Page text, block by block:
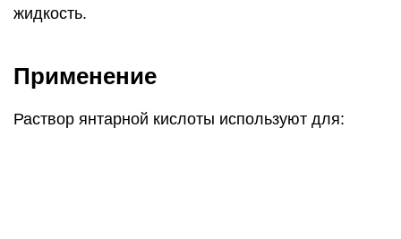
жидкость.
Применение
Раствор янтарной кислоты используют для: